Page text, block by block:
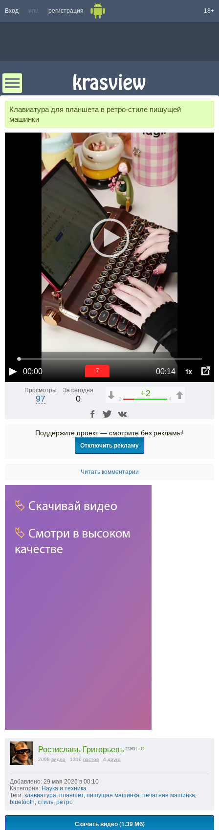
Вход или регистрация 18+
Клавиатура для планшета в ретро-стиле пишущей
машинки
00:00 00:14 1x
6
Просмотры
97
За сегодня
0
+2
2 4
Поддержите проект — смотрите без рекламы!
Отключить рекламу
Читать комментарии
Ростиславъ Григорьевъ 22363 | +12
2098 видео 1316 постов 4 друга
Добавлено: 29 мая 2026 в 00:10
Категория: Наука и техника
Теги: клавиатура планшет, пишущая машинка печатная машинка
bluetooth стиль ретро
Скачать видео (1.39 Мб)